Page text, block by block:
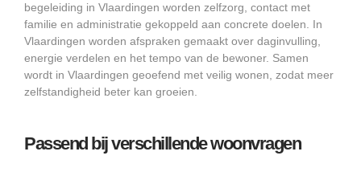
begeleiding in Vlaardingen worden zelfzorg, contact met
familie en administratie gekoppeld aan concrete doelen. In
Vlaardingen worden afspraken gemaakt over daginvulling,
energie verdelen en het tempo van de bewoner. Samen
wordt in Vlaardingen geoefend met veilig wonen, zodat meer
zelfstandigheid beter kan groeien.
Passend bij verschillende woonvragen